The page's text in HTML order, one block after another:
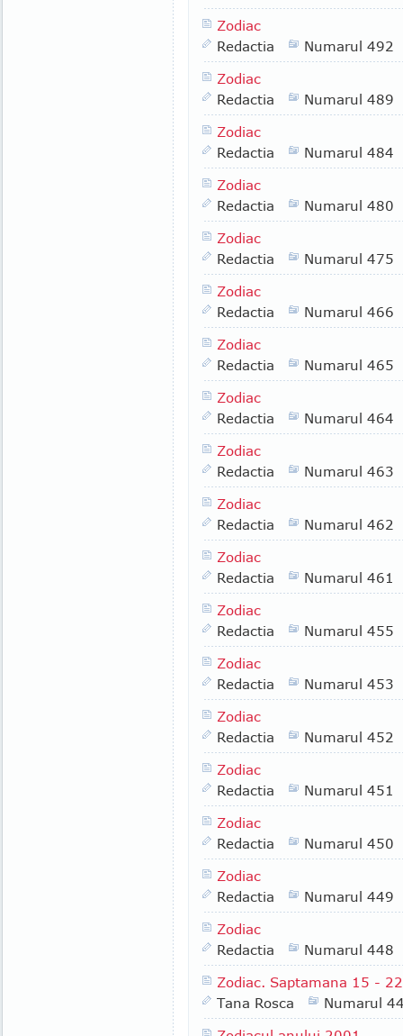
Zodiac
Redactia
Numarul 492
Zodiac
Redactia
Numarul 489
Zodiac
Redactia
Numarul 484
Zodiac
Redactia
Numarul 480
Zodiac
Redactia
Numarul 475
Zodiac
Redactia
Numarul 466
Zodiac
Redactia
Numarul 465
Zodiac
Redactia
Numarul 464
Zodiac
Redactia
Numarul 463
Zodiac
Redactia
Numarul 462
Zodiac
Redactia
Numarul 461
Zodiac
Redactia
Numarul 455
Zodiac
Redactia
Numarul 453
Zodiac
Redactia
Numarul 452
Zodiac
Redactia
Numarul 451
Zodiac
Redactia
Numarul 450
Zodiac
Redactia
Numarul 449
Zodiac
Redactia
Numarul 448
Zodiac. Saptamana 15 -
Tana Rosca
Numarul